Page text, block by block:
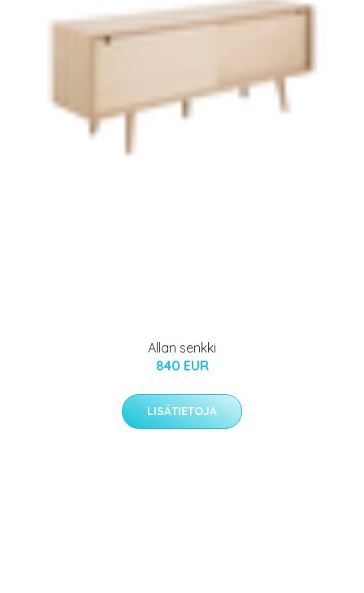
Allan senkki
840 EUR
LISÄTIETOJA